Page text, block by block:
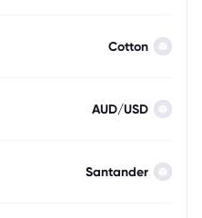
Cotton
AUD/USD
Santander